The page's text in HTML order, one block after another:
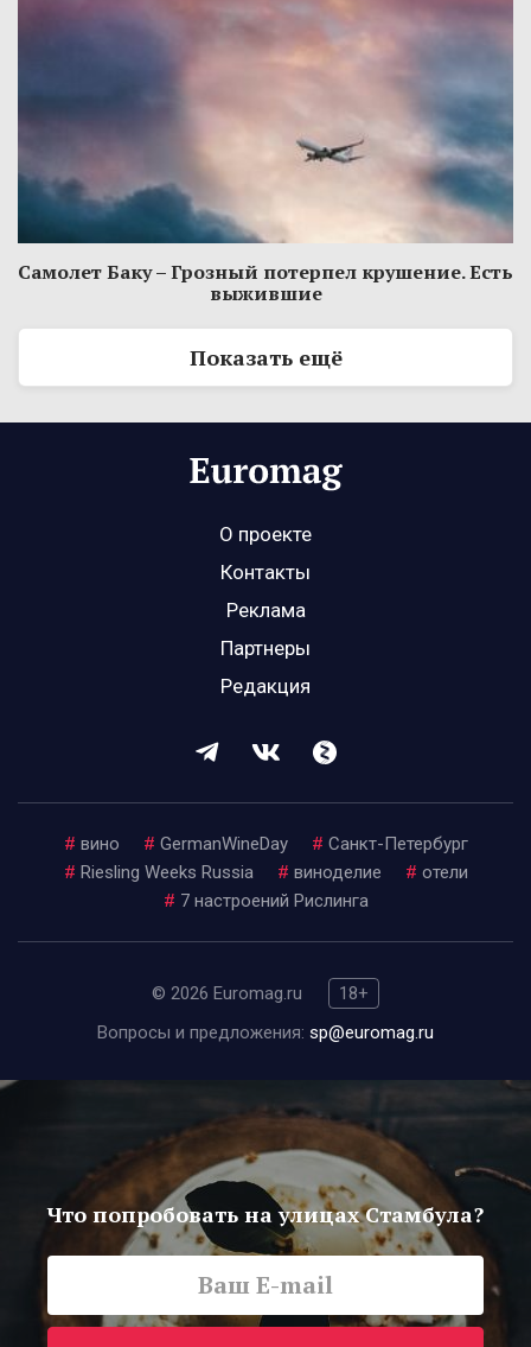
Самолет Баку – Грозный потерпел крушение. Есть
выжившие
Показать ещё
О проекте
Контакты
Реклама
Партнеры
Редакция
# вино # GermanWineDay # Санкт-Петербург
# Riesling Weeks Russia # виноделие # отели
# 7 настроений Рислинга
© 2026 Euromag.ru
18+
Вопросы и предложения: sp@euromag.ru
Что попробовать на улицах Стамбула?